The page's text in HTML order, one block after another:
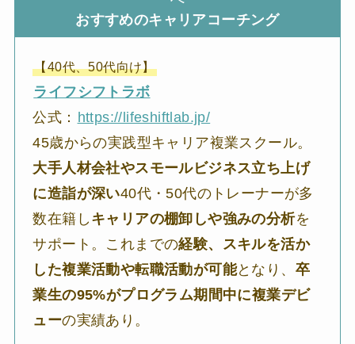
おすすめのキャリアコーチング
【40代、50代向け】
ライフシフトラボ
公式： https://lifeshiftlab.jp/
45歳からの実践型キャリア複業スクール。
大手人材会社やスモールビジネス立ち上げ
に造詣が深い40代・50代のトレーナーが多
数在籍し キャリアの棚卸しや強みの分析を
サポート。これまでの経験、スキルを活か
した複業活動や転職活動が可能となり、 卒
業生の95%がプログラム期間中に複業デビ
ューの実績あり。